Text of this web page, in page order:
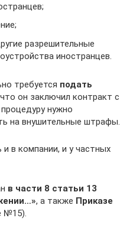
разрешительные
иностранцев.
требуется подать
он заключил контракт с
нужно
на внушительные штрафы.
в компании, и у частных
в части 8 статьи 13
, а также Приказе
№15).